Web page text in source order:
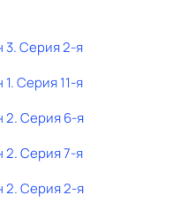
3. Серия 2-я
. Серия 11-я
2. Серия 6-я
2. Серия 7-я
2. Серия 2-я